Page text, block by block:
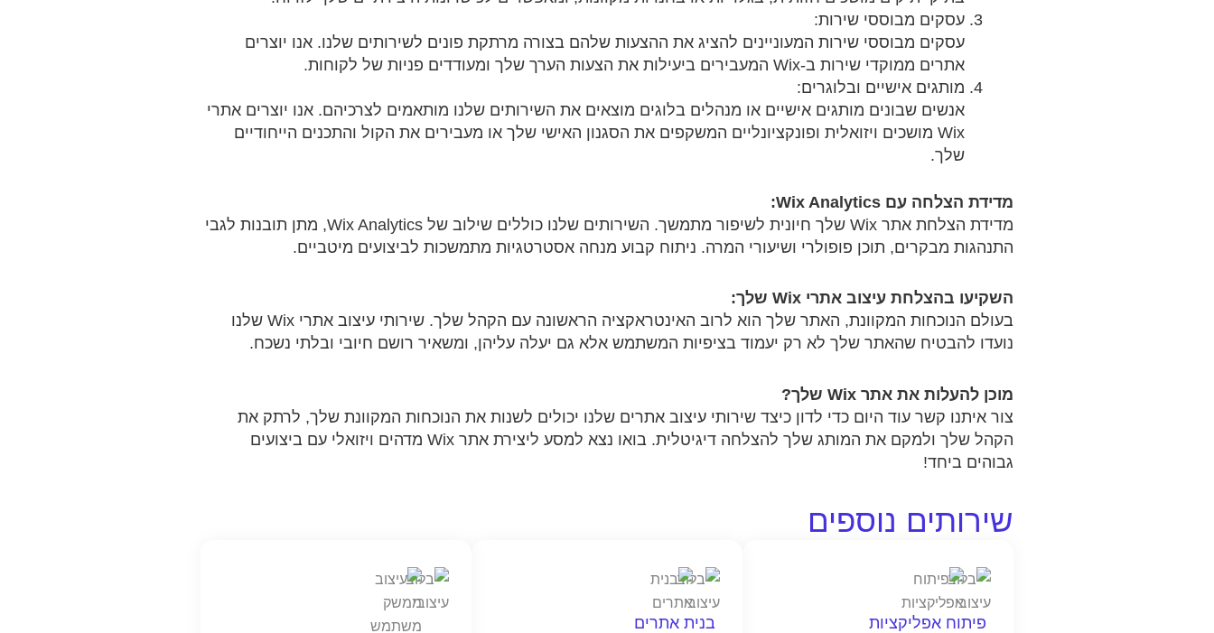
עסקים מבוססי שירות:
עסקים מבוססי שירות המעוניינים להציג את ההצעות שלהם בצורה מרתקת פונים לשירותים שלנו. אנו יוצרים
אתרים ממוקדי שירות ב-Wix המעבירים ביעילות את הצעות הערך שלך ומעודדים פניות של לקוחות.
מותגים אישיים ובלוגרים:
אנשים שבונים מותגים אישיים או מנהלים בלוגים מוצאים את השירותים שלנו מותאמים לצרכיהם. אנו יוצרים אתרי
Wix מושכים ויזואלית ופונקציונליים המשקפים את הסגנון האישי שלך או מעבירים את הקול והתכנים הייחודיים
שלך.
מדידת הצלחה עם Wix Analytics:
מדידת הצלחת אתר Wix שלך חיונית לשיפור מתמשך. השירותים שלנו כוללים שילוב של Wix Analytics, מתן תובנות לגבי
התנהגות מבקרים, תוכן פופולרי ושיעורי המרה. ניתוח קבוע מנחה אסטרטגיות מתמשכות לביצועים מיטביים.
השקיעו בהצלחת עיצוב אתרי Wix שלך:
בעולם הנוכחות המקוונת, האתר שלך הוא לרוב האינטראקציה הראשונה עם הקהל שלך. שירותי עיצוב אתרי Wix שלנו
נועדו להבטיח שהאתר שלך לא רק יעמוד בציפיות המשתמש אלא גם יעלה עליהן, ומשאיר רושם חיובי ובלתי נשכח.
מוכן להעלות את אתר Wix שלך?
צור איתנו קשר עוד היום כדי לדון כיצד שירותי עיצוב אתרים שלנו יכולים לשנות את הנוכחות המקוונת שלך, לרתק את
הקהל שלך ולמקם את המותג שלך להצלחה דיגיטלית. בואו נצא למסע ליצירת אתר Wix מדהים ויזואלי עם ביצועים
גבוהים ביחד!
שירותים נוספים
פיתוח אפליקציות
בנית אתרים